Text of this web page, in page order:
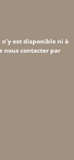
n'y est disponible ni à
nous contacter par